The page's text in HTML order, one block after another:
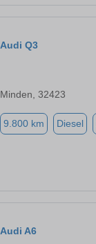
Audi Q3
Minden, 32423
9.800 km Diesel
Audi A6